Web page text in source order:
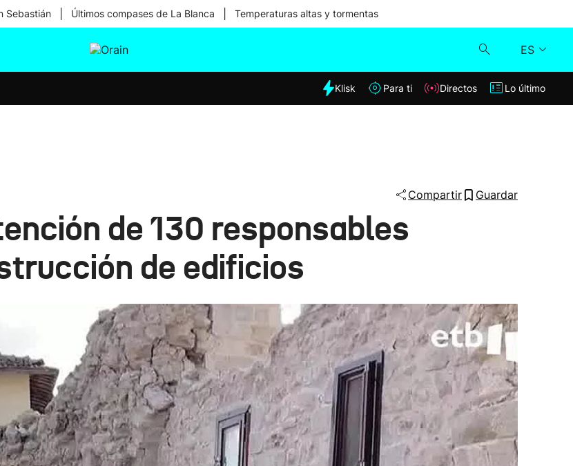
Sebastián Últimos compases de La Blanca Temperaturas altas y tormentas
ES
Klisk
Klisk Para ti Directos Lo último
Compartir Guardar
de 130 responsables
de edificios